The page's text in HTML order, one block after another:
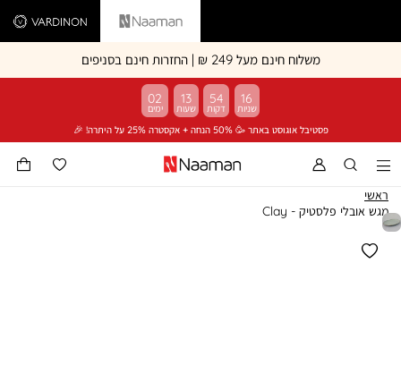
Vardinon Naaman
משלוח חינם מעל 249 ₪ | החזרות חינם בסניפים
פסטיבל אוגוסט באתר 🥳 50% הנחה + אקסטרה 25% על היתרה! 🎉
02 13 54 16
ראשי
מגש אובלי פלסטיק - Clay